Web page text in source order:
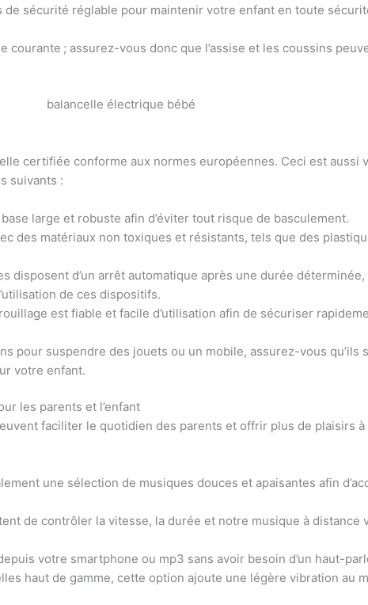
sécurité réglable pour maintenir votre enfant en toute
courante ; assurez-vous donc que l’assise et les coussins
certifiée conforme aux normes européennes. Ceci est aussi
suivants :
large et robuste afin d’éviter tout risque de basculement.
des matériaux non toxiques et résistants, tels que des
disposent d’un arrêt automatique après une durée déterminée,
de ces dispositifs.
est fiable et facile d’utilisation afin de sécuriser
pour suspendre des jouets ou un mobile, assurez-vous qu’ils
votre enfant.
les parents et l’enfant
faciliter le quotidien des parents et offrir plus de plaisirs
une sélection de musiques douces et apaisantes afin
de contrôler la vitesse, la durée et notre musique à distance
votre smartphone ou mp3 sans avoir besoin d’un haut-
haut de gamme, cette option ajoute une légère vibration au